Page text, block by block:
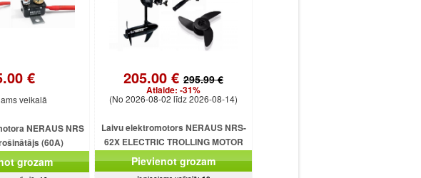
€
veikalā
NERAUS NRS
(60A)
grozam
205.00 € 295.99 €
Atlaide: -31%
(No 2026-08-02 līdz 2026-08-14)
Laivu elektromotors NERAUS NRS-
62X ELECTRIC TROLLING MOTOR
Pievienot grozam